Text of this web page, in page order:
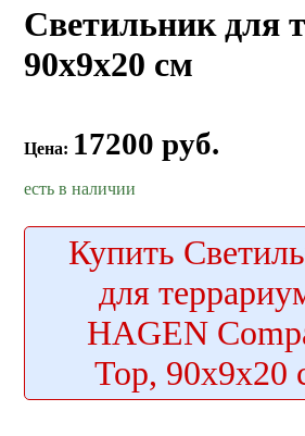
Светильник для
90х9х20 см
Цена: 17200 руб.
есть в наличии
Купить
для
HAGEN
Top, 90х9х20